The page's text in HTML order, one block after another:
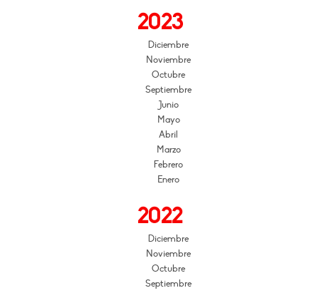
2023
Diciembre
Noviembre
Octubre
Septiembre
Junio
Mayo
Abril
Marzo
Febrero
Enero
2022
Diciembre
Noviembre
Octubre
Septiembre